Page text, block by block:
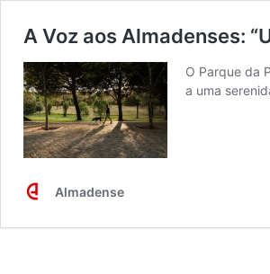
A Voz aos Almadenses:
O Parque da
a uma
Almadense